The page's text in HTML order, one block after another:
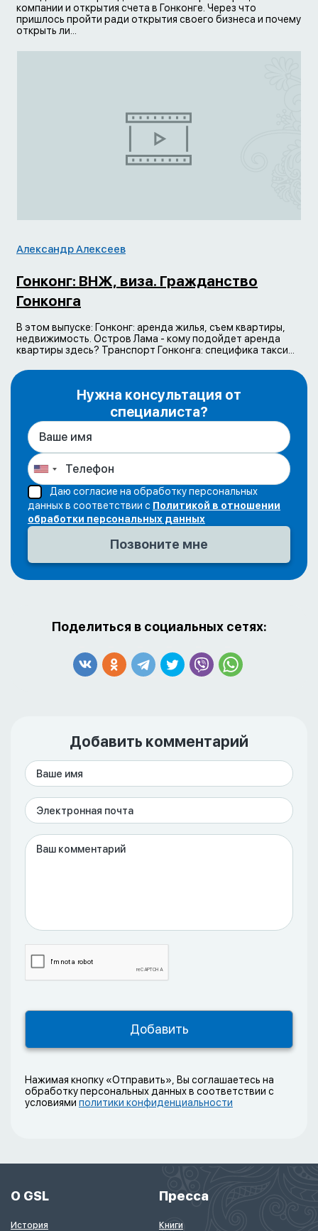
компании и открытия счета в Гонконге. Через что
пришлось пройти ради открытия своего бизнеса и почему
открыть ли...
Александр Алексеев
Гонконг: ВНЖ, виза. Гражданство
Гонконга
В этом выпуске: Гонконг: аренда жилья, съем квартиры,
недвижимость. Остров Лама - кому подойдет аренда
квартиры здесь? Транспорт Гонконга: специфика такси...
Нужна консультация от
специалиста?
Даю согласие на обработку персональных
данных в соответствии с Политикой в отношении
обработки персональных данных
Поделиться в социальных сетях:
Добавить комментарий
Нажимая кнопку «Отправить», Вы соглашаетесь на
обработку персональных данных в соответствии с
условиями политики конфиденциальности
О GSL
История
Пресса
Книги